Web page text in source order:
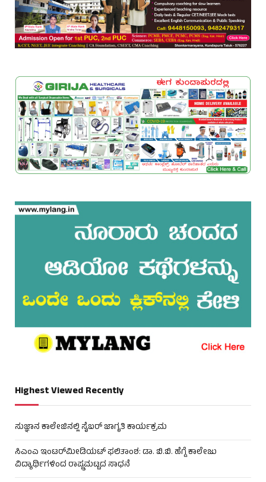
Highest Viewed Recently
ಸುಜ್ಞಾನ ಕಾಲೇಜಿನಲ್ಲಿ ಸೈಬರ್ ಜಾಗೃತಿ ಕಾರ್ಯಕ್ರಮ
ಸಿಎಂಎ ಇಂಟರ್‌ಮೀಡಿಯಟ್ ಫಲಿತಾಂಶ: ಡಾ. ಬಿ.ಬಿ. ಹೆಗ್ಡೆ ಕಾಲೇಜು
ವಿದ್ಯಾರ್ಥಿಗಳಿಂದ ರಾಷ್ಟ್ರಮಟ್ಟದ ಸಾಧನೆ